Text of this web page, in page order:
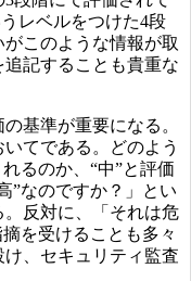
レベルをつけた4段
このような情報が取
記することも貴重な
基準が重要になる。
てである。どのよう
るのか、“中”と評価
”なのですか？」とい
反対に、「それは危
を受けることも多々
、セキュリティ監査